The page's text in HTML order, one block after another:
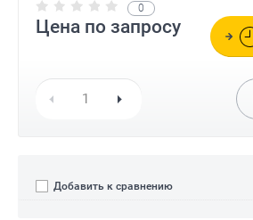
0
Цена по запросу
Добавить к сравнению